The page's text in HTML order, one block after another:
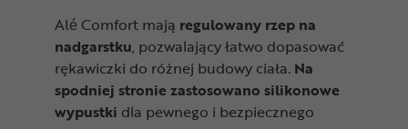
Alé Comfort mają regulowany rzep na
nadgarstku, pozwalający łatwo dopasować
rękawiczki do różnej budowy ciała. Na
spodniej stronie zastosowano silikonowe
wypustki dla pewnego i bezpiecznego